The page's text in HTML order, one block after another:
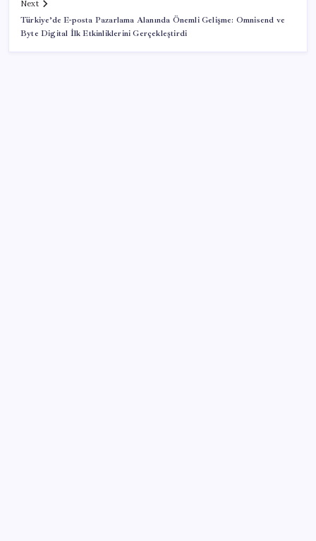
Next
Türkiye’de E-posta Pazarlama Alanında Önemli Gelişme: Omnisend ve
Byte Digital İlk Etkinliklerini Gerçekleştirdi